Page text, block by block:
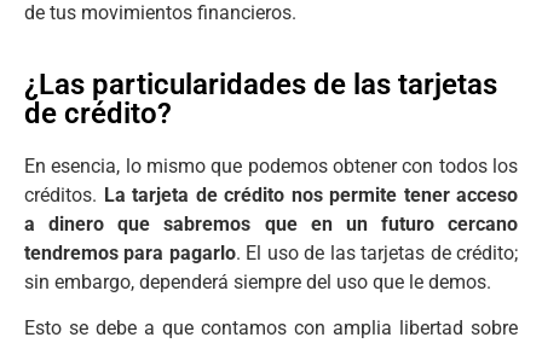
de tus movimientos financieros.
¿Las particularidades de las tarjetas
de crédito?
En esencia, lo mismo que podemos obtener con todos los
créditos. La tarjeta de crédito nos permite tener acceso
a dinero que sabremos que en un futuro cercano
tendremos para pagarlo. El uso de las tarjetas de crédito;
sin embargo, dependerá siempre del uso que le demos.
Esto se debe a que contamos con amplia libertad sobre